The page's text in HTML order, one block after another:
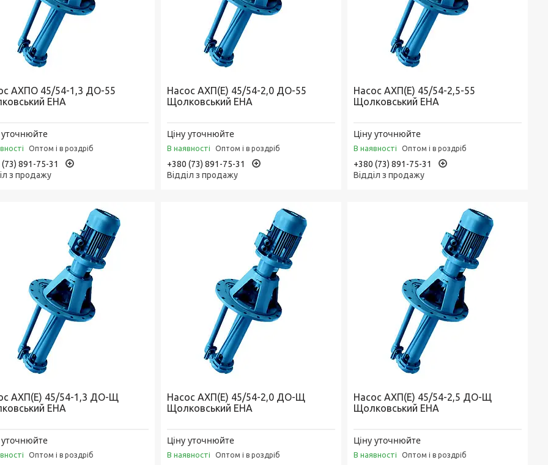
АХПО 45/54-1,3 ДО-55
ЕНА
уточнюйте
Оптом і в роздріб
(73) 891-75-31
з продажу
Насос АХП(Е) 45/54-2,0 ДО-55
Щолковський ЕНА
Ціну уточнюйте
В наявності Оптом і в роздріб
+380 (73) 891-75-31
Відділ з продажу
Насос АХП(Е) 45/54-2,5-55
Щолковський ЕНА
Ціну уточнюйте
В наявності Оптом і в роздріб
+380 (73) 891-75-31
Відділ з продажу
АХП(Е) 45/54-1,3 ДО-Щ
ЕНА
уточнюйте
Оптом і в роздріб
Насос АХП(Е) 45/54-2,0 ДО-Щ
Щолковський ЕНА
Ціну уточнюйте
В наявності Оптом і в роздріб
Насос АХП(Е) 45/54-2,5 ДО-Щ
Щолковський ЕНА
Ціну уточнюйте
В наявності Оптом і в роздріб